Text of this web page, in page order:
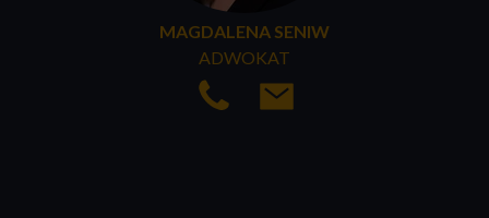
MAGDALENA SENIW
ADWOKAT